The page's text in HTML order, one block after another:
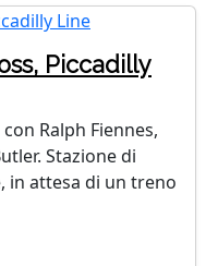
Piccadilly
Ralph Fiennes,
Stazione di
in attesa di un treno